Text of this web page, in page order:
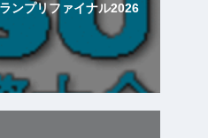
ンプリファイナル2026